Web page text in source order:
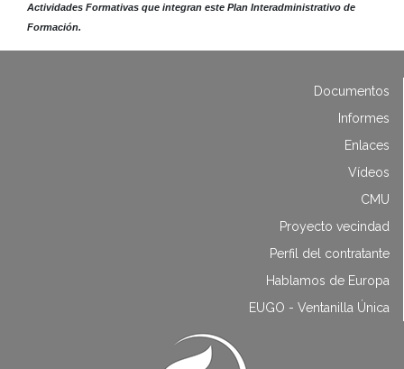
Actividades Formativas que integran este Plan Interadministrativo de
Formación.
Documentos
Informes
Enlaces
Vídeos
CMU
Proyecto vecindad
Perfil del contratante
Hablamos de Europa
EUGO - Ventanilla Única